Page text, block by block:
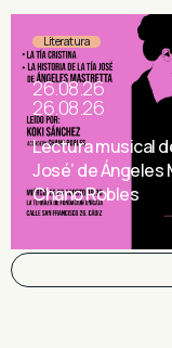
Literatura
26.08.26
26.08.26
Lectura musical
José’ de
Chano Robles